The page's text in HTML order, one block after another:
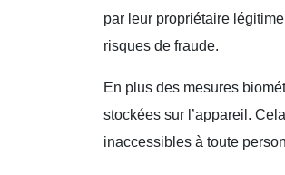
par leur propriétaire
risques de fraude.
En plus des mesures
stockées sur l’appareil.
inaccessibles à toute